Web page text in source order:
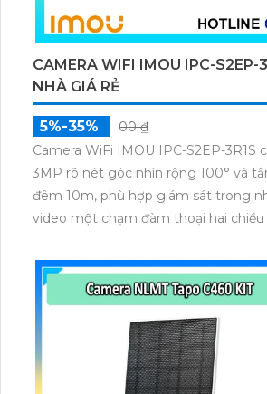
CAMERA WIFI IMOU IPC-S2EP-
NHÀ GIÁ RẺ
5%-35%
00 ₫
Camera WiFi IMOU IPC-S2EP-3R1S
3MP rõ nét góc nhìn rộng 100° và
đêm 10m, phù hợp giám sát trong
video một chạm đàm thoại hai chiều
microSD tối đa 256GB hoặc lưu đám
cho gia đình và văn phòng nhỏ.